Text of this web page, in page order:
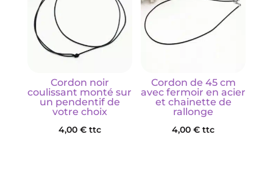
Cordon noir
coulissant monté sur
un pendentif de
votre choix
4,00 € ttc
Cordon de 45 cm
avec fermoir en acier
et chainette de
rallonge
4,00€ ttc